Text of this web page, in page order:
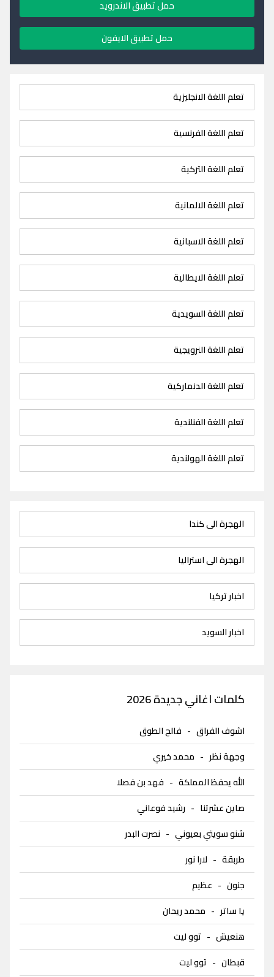
حمل تطبيق الاندرويد
حمل تطبيق الايفون
تعلم اللغة الانجليزية
تعلم اللغة الفرنسية
تعلم اللغة التركية
تعلم اللغة الالمانية
تعلم اللغة الاسبانية
تعلم اللغة الايطالية
تعلم اللغة السويدية
تعلم اللغة النرويجية
تعلم اللغة الدنماركية
تعلم اللغة الفنلندية
تعلم اللغة الهولندية
الهجرة الى كندا
الهجرة الى استراليا
اخبار تركيا
اخبار السويد
كلمات اغاني جديدة 2026
اشوف الفراق - فالح الطوق
وجهة نظر- محمد خيري
الله يحفظ المملكة - فهد بن فصلا
صاين عشرتنا - رشيد فوعاني
شنو سويتي بعيوني - نصرت البدر
طربقة - لارا نور
جنون - عظيم
يا ساتر- محمد ريحان
هنعيش - توو ليت
قبطان - توو ليت